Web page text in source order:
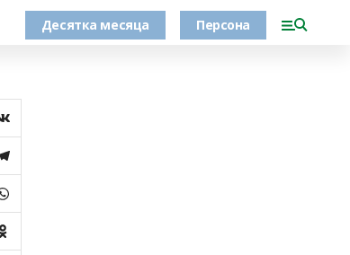
Десятка месяца Персона